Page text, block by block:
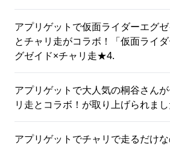
アプリゲットで仮面ライダーエグ
とチャリ走がコラボ！「仮面ライ
グゼイド×チャリ走★4.
アプリゲットで大人気の桐谷さん
リ走とコラボ！が取り上げられま
アプリゲットでチャリで走るだけ